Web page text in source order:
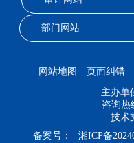
网站地图 页面纠错
主办单
咨询热
技术
备案号：
湘ICP备